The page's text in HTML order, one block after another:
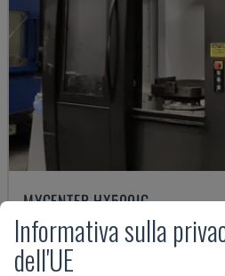
MYCENTER HX500IG
KITAMURA - CENTRO DI LAVORO
ITALIA 2015 13.900 ORE
Informativa sulla
dell'UE